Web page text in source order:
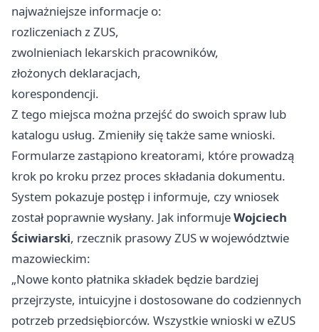
najważniejsze informacje o:
rozliczeniach z ZUS,
zwolnieniach lekarskich pracowników,
złożonych deklaracjach,
korespondencji.
Z tego miejsca można przejść do swoich spraw lub
katalogu usług. Zmieniły się także same wnioski.
Formularze zastąpiono kreatorami, które prowadzą
krok po kroku przez proces składania dokumentu.
System pokazuje postęp i informuje, czy wniosek
został poprawnie wysłany. Jak informujeWojciech
Ściwiarski, rzecznik prasowy ZUS w województwie
mazowieckim:
„Nowe konto płatnika składek będzie bardziej
przejrzyste, intuicyjne i dostosowane do codziennych
potrzeb przedsiębiorców. Wszystkie wnioski w eZUS